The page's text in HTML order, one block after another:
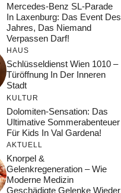
Mercedes-Benz SL-Parade
In Laxenburg: Das Event Des
Jahres, Das Niemand
Verpassen Darf!
HAUS
Schlüsseldienst Wien 1010 –
Türöffnung In Der Inneren
Stadt
KULTUR
Dolomiten-Sensation: Das
Ultimative Sommerabenteuer
Für Kids In Val Gardena!
AKTUELL
Knorpel &
Gelenkregeneration – Wie
Moderne Medizin
Geschädigte Gelenke Wieder